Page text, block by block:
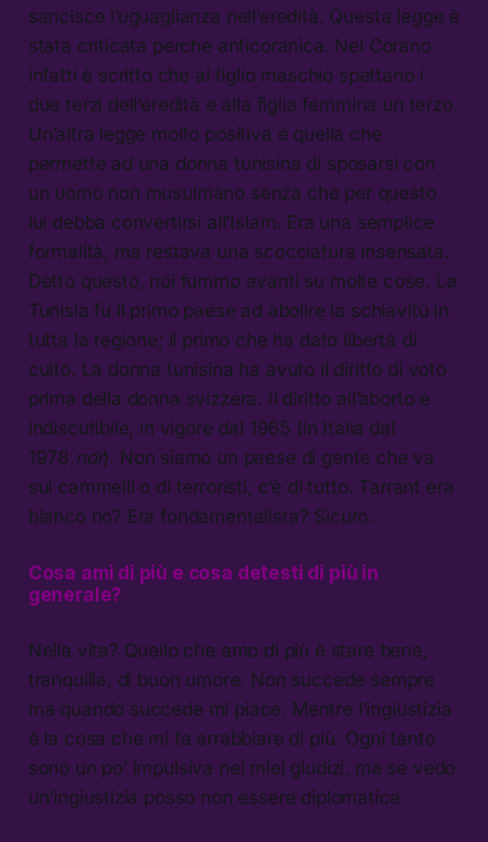
sancisce l’uguaglianza nell’eredità. Questa legge è
stata criticata perché anticoranica. Nel Corano
infatti è scritto che al figlio maschio spettano i
due terzi dell’eredità e alla figlia femmina un terzo.
Un’altra legge molto positiva è quella che
permette ad una donna tunisina di sposarsi con
un uomo non musulmano senza che per questo
lui debba convertirsi all’Islam. Era una semplice
formalità, ma restava una scocciatura insensata.
Detto questo, noi fummo avanti su molte cose. La
Tunisia fu il primo paese ad abolire la schiavitù in
tutta la regione; il primo che ha dato libertà di
culto. La donna tunisina ha avuto il diritto di voto
prima della donna svizzera. Il diritto all’aborto è
indiscutibile, in vigore dal 1965 (in Italia dal
1978,ndr). Non siamo un paese di gente che va
sui cammelli o di terroristi, c’è di tutto. Tarrant era
bianco no? Era fondamentalista? Sicuro.
Cosa ami di più e cosa detesti di più in
generale?
Nella vita? Quello che amo di più è stare bene,
tranquilla, di buon umore. Non succede sempre
ma quando succede mi piace. Mentre l’ingiustizia
è la cosa che mi fa arrabbiare di più. Ogni tanto
sono un po’ impulsiva nei miei giudizi, ma se vedo
un’ingiustizia posso non essere diplomatica.